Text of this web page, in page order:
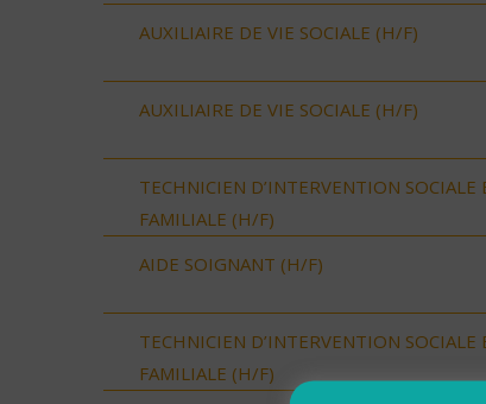
AUXILIAIRE DE VIE SOCIALE (H/F)
AUXILIAIRE DE VIE SOCIALE (H/F)
TECHNICIEN D’INTERVENTION SOCIALE
FAMILIALE (H/F)
AIDE SOIGNANT (H/F)
TECHNICIEN D’INTERVENTION SOCIALE
FAMILIALE (H/F)